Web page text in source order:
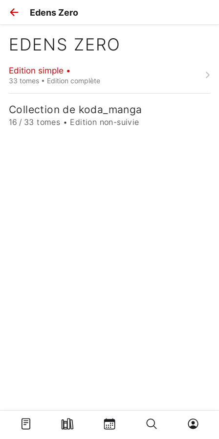
Edens Zero
EDENS ZERO
Edition simple •
33 tomes • Edition complète
Collection de koda_manga
16 / 33 tomes • Edition non-suivie